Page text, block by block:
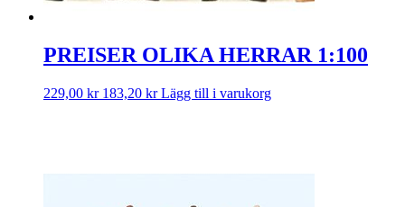
PREISER OLIKA HERRAR 1:100
229,00 kr 183,20 kr Lägg till i varukorg